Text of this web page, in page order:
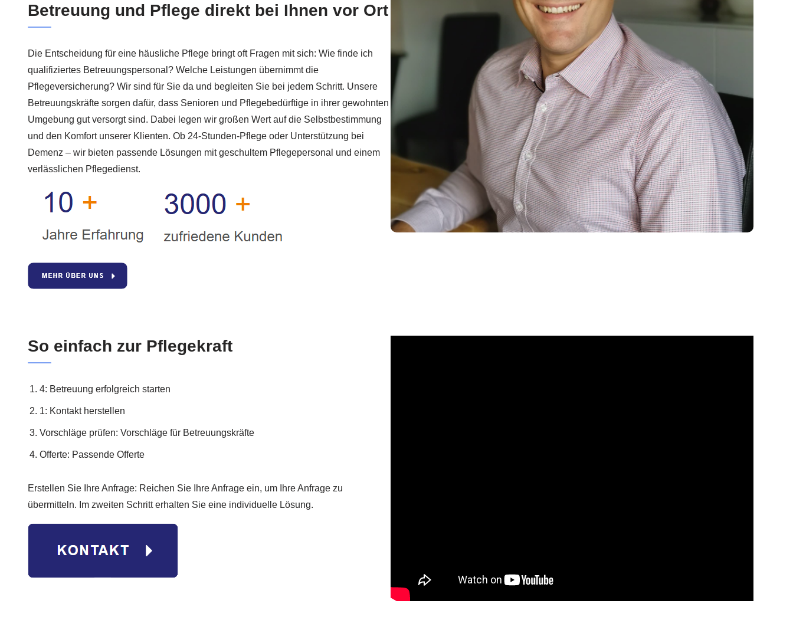
Betreuung und Pflege direkt bei Ihnen vor Ort
Die Entscheidung für eine häusliche Pflege bringt oft Fragen mit sich: Wie finde ich
qualifiziertes Betreuungspersonal? Welche Leistungen übernimmt die
Pflegeversicherung? Wir sind für Sie da und begleiten Sie bei jedem Schritt. Unsere
Betreuungskräfte sorgen dafür, dass Senioren und Pflegebedürftige in ihrer gewohnten
Umgebung gut versorgt sind. Dabei legen wir großen Wert auf die Selbstbestimmung
und den Komfort unserer Klienten. Ob 24-Stunden-Pflege oder Unterstützung bei
Demenz – wir bieten passende Lösungen mit geschultem Pflegepersonal und einem
verlässlichen Pflegedienst.
So einfach zur Pflegekraft
4: Betreuung erfolgreich starten
1: Kontakt herstellen
Vorschläge prüfen: Vorschläge für Betreuungskräfte
Offerte: Passende Offerte
Erstellen Sie Ihre Anfrage: Reichen Sie Ihre Anfrage ein, um Ihre Anfrage zu
übermitteln. Im zweiten Schritt erhalten Sie eine individuelle Lösung.